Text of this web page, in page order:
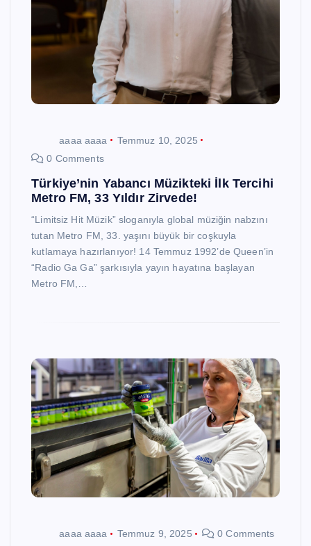
aaaa aaaa
Temmuz 10, 2025
0 Comments
Türkiye’nin Yabancı Müzikteki İlk Tercihi
Metro FM, 33 Yıldır Zirvede!
“Limitsiz Hit Müzik” sloganıyla global müziğin nabzını
tutan Metro FM, 33. yaşını büyük bir coşkuyla
kutlamaya hazırlanıyor! 14 Temmuz 1992’de Queen’in
“Radio Ga Ga” şarkısıyla yayın hayatına başlayan
Metro FM,…
aaaa aaaa Temmuz 9, 2025 0 Comments